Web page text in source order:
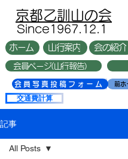
複数台
​京都乙訓山の会
​Since1967.12.1
前ホ
会員写真投稿フォーム
山行案内
ホーム 会の紹介
会員ページ(山行報告）
交通費計算
記事
All Posts